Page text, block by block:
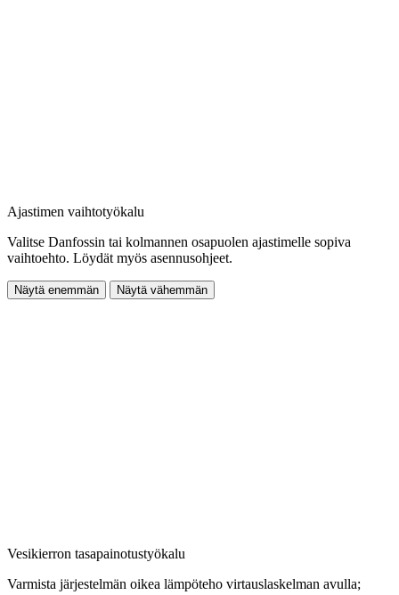
Ajastimen vaihtotyökalu
Valitse Danfossin tai kolmannen osapuolen ajastimelle sopiva
vaihtoehto. Löydät myös asennusohjeet.
Näytä enemmän Näytä vähemmän
Vesikierron tasapainotustyökalu
Varmista järjestelmän oikea lämpöteho virtauslaskelman avulla;